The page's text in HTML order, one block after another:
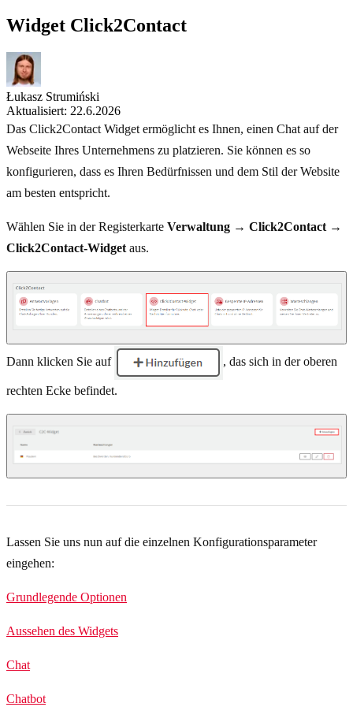
Widget Click2Contact
Łukasz Strumiński
Aktualisiert: 22.6.2026
Das Click2Contact Widget ermöglicht es Ihnen, einen Chat auf der
Webseite Ihres Unternehmens zu platzieren. Sie können es so
konfigurieren, dass es Ihren Bedürfnissen und dem Stil der Website
am besten entspricht.
Wählen Sie in der Registerkarte Verwaltung → Click2Contact →
Click2Contact-Widget aus.
Dann klicken Sie auf , das sich in der oberen
rechten Ecke befindet.
Lassen Sie uns nun auf die einzelnen Konfigurationsparameter
eingehen:
Grundlegende Optionen
Aussehen des Widgets
Chat
Chatbot